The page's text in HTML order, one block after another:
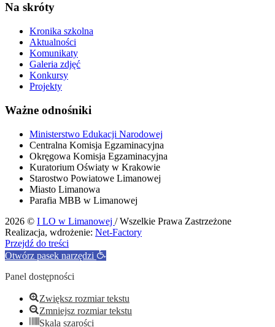
Na skróty
Kronika szkolna
Aktualności
Komunikaty
Galeria zdjęć
Konkursy
Projekty
Ważne odnośniki
Ministerstwo Edukacji Narodowej
Centralna Komisja Egzaminacyjna
Okręgowa Komisja Egzaminacyjna
Kuratorium Oświaty w Krakowie
Starostwo Powiatowe Limanowej
Miasto Limanowa
Parafia MBB w Limanowej
2026 © I LO w Limanowej / Wszelkie Prawa Zastrzeżone
Realizacja, wdrożenie: Net-Factory
Przejdź do treści
Otwórz pasek narzędzi
Panel dostępności
Zwiększ rozmiar tekstu
Zmniejsz rozmiar tekstu
Skala szarości